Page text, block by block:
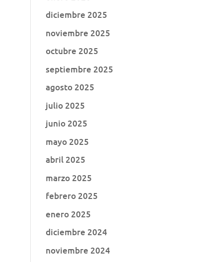
diciembre 2025
noviembre 2025
octubre 2025
septiembre 2025
agosto 2025
julio 2025
junio 2025
mayo 2025
abril 2025
marzo 2025
febrero 2025
enero 2025
diciembre 2024
noviembre 2024